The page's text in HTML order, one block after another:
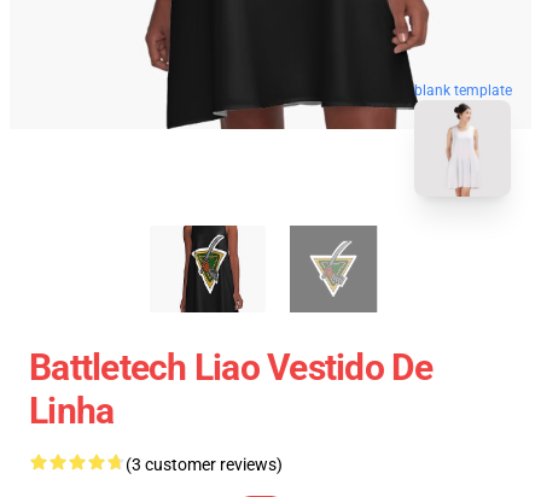
blank template
Battletech Liao Vestido De
Linha
(3 customer reviews)